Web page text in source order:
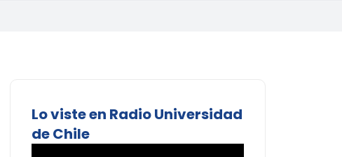
Lo viste en Radio Universidad
de Chile